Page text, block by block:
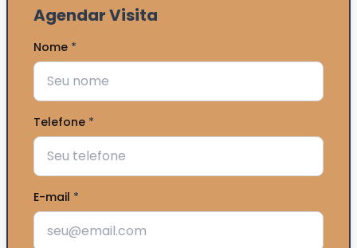
Agendar Visita
Nome *
Telefone *
E-mail *